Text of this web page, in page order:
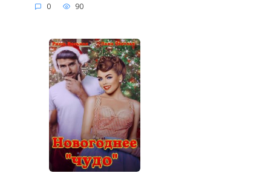
0 90